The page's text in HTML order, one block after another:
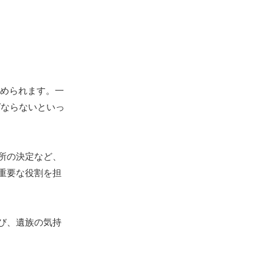
られます。一
らないといっ
決定など、
要な役割を担
、遺族の気持